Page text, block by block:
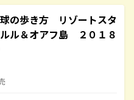
の歩き方 リゾートスタ
ル＆オアフ島 ２０１８